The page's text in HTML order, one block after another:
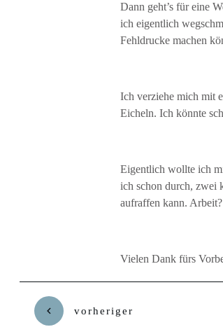
Dann geht’s für eine
ich eigentlich
Fehldrucke machen
Ich verziehe mich mit
Eicheln. Ich könnte
Eigentlich wollte ich
ich schon durch, zwei
aufraffen kann.
Vielen Dank fürs
vorheriger